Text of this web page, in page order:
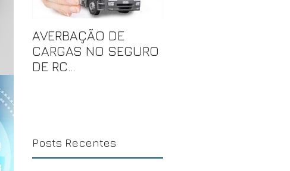
AVERBAÇÃO DE
CARGAS NO SEGURO
DE RC
Posts Recentes